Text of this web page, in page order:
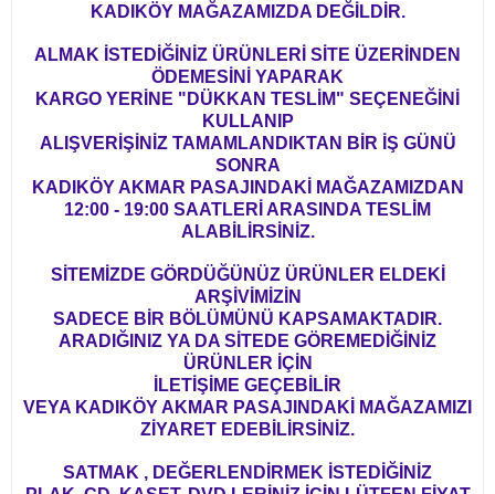
KADIKÖY MAĞAZAMIZDA DEĞİLDİR.
ALMAK İSTEDİĞİNİZ ÜRÜNLERİ SİTE ÜZERİNDEN
ÖDEMESİNİ YAPARAK
KARGO YERİNE "DÜKKAN TESLİM" SEÇENEĞİNİ
KULLANIP
ALIŞVERİŞİNİZ TAMAMLANDIKTAN BİR İŞ GÜNÜ
SONRA
KADIKÖY AKMAR PASAJINDAKİ MAĞAZAMIZDAN
12:00 - 19:00 SAATLERİ ARASINDA TESLİM
ALABİLİRSİNİZ.
SİTEMİZDE GÖRDÜĞÜNÜZ ÜRÜNLER ELDEKİ
ARŞİVİMİZİN
SADECE BİR BÖLÜMÜNÜ KAPSAMAKTADIR.
ARADIĞINIZ YA DA SİTEDE GÖREMEDİĞİNİZ
ÜRÜNLER İÇİN
İLETİŞİME GEÇEBİLİR
VEYA KADIKÖY AKMAR PASAJINDAKİ MAĞAZAMIZI
ZİYARET EDEBİLİRSİNİZ.
SATMAK , DEĞERLENDİRMEK İSTEDİĞİNİZ